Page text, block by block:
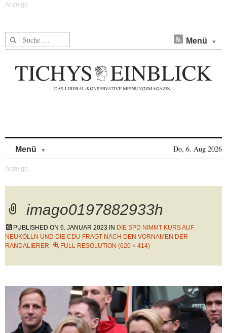
Suche nach: Menü
Menü Do, 6. Aug 2026
imago0197882933h
PUBLISHED ON 6. JANUAR 2023 IN DIE SPD NIMMT KURS AUF
NEUKÖLLN UND DIE CDU FRAGT NACH DEN VORNAMEN DER
RANDALIERER
FULL RESOLUTION (620 × 414)